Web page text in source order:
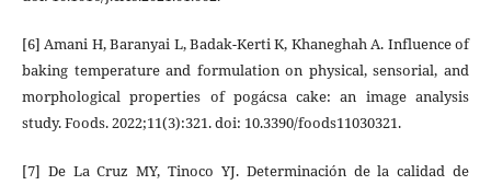
[6] Amani H, Baranyai L, Badak-Kerti K, Khaneghah A. Influence of
baking temperature and formulation on physical, sensorial, and
morphological properties of pogácsa cake: an image analysis
study. Foods. 2022;11(3):321. doi: 10.3390/foods11030321.
[7] De La Cruz MY, Tinoco YJ. Determinación de la calidad de